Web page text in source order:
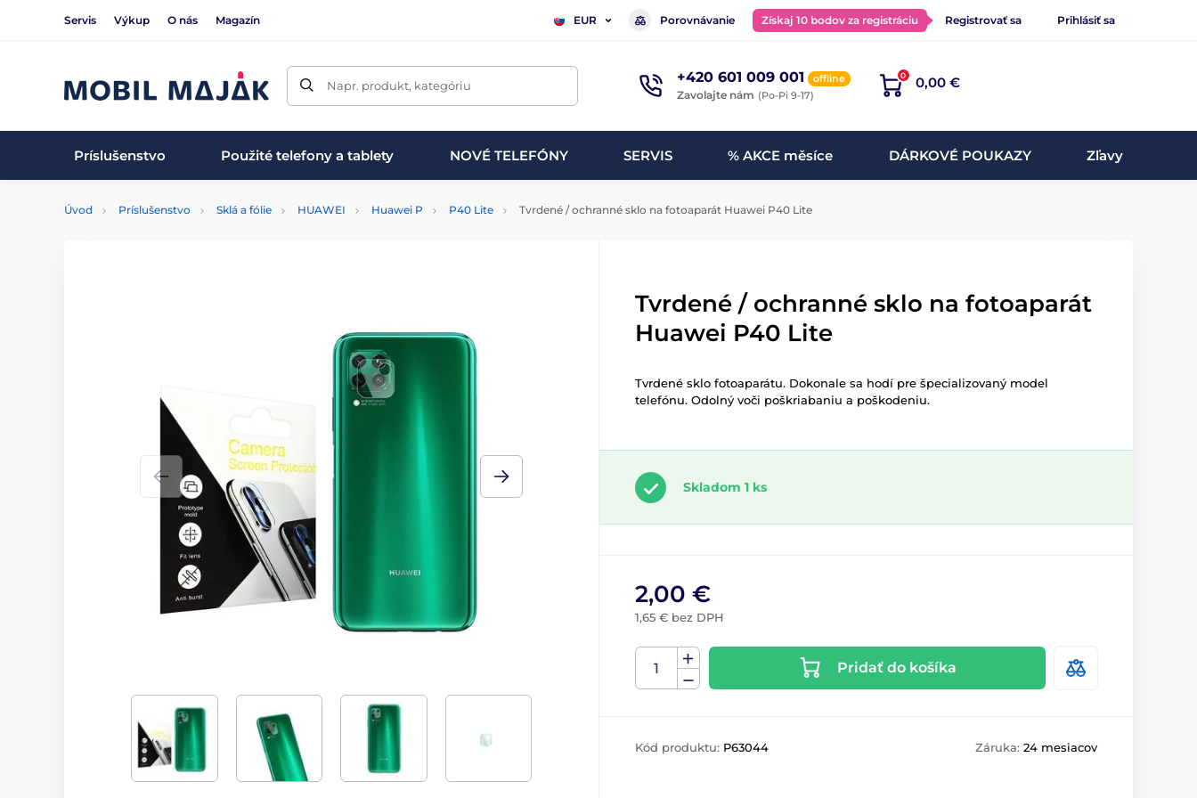
Servis Výkup O nás Magazín EUR Porovnávanie Získaj 10 bodov za registráciu Registrovať sa Prihlásiť sa
Napr. produkt, kategóriu +420 601 009 001 offline
Zavolajte nám (Po-Pi 9-17)
0 0,00 €
Príslušenstvo Použité telefony a tablety NOVÉ TELEFÓNY SERVIS % AKCE měsíce DÁRKOVÉ POUKAZY Zľavy
Úvod Príslušenstvo Sklá a fólie HUAWEI Huawei P P40 Lite Tvrdené / ochranné sklo na fotoaparát Huawei P40 Lite
Tvrdené / ochranné sklo na fotoaparát
Huawei P40 Lite
Tvrdené sklo fotoaparátu. Dokonale sa hodí pre špecializovaný model
telefónu. Odolný voči poškriabaniu a poškodeniu.
Skladom 1 ks
2,00 €
1,65 € bez DPH
Pridať do košíka
Kód produktu: P63044 Záruka: 24 mesiacov